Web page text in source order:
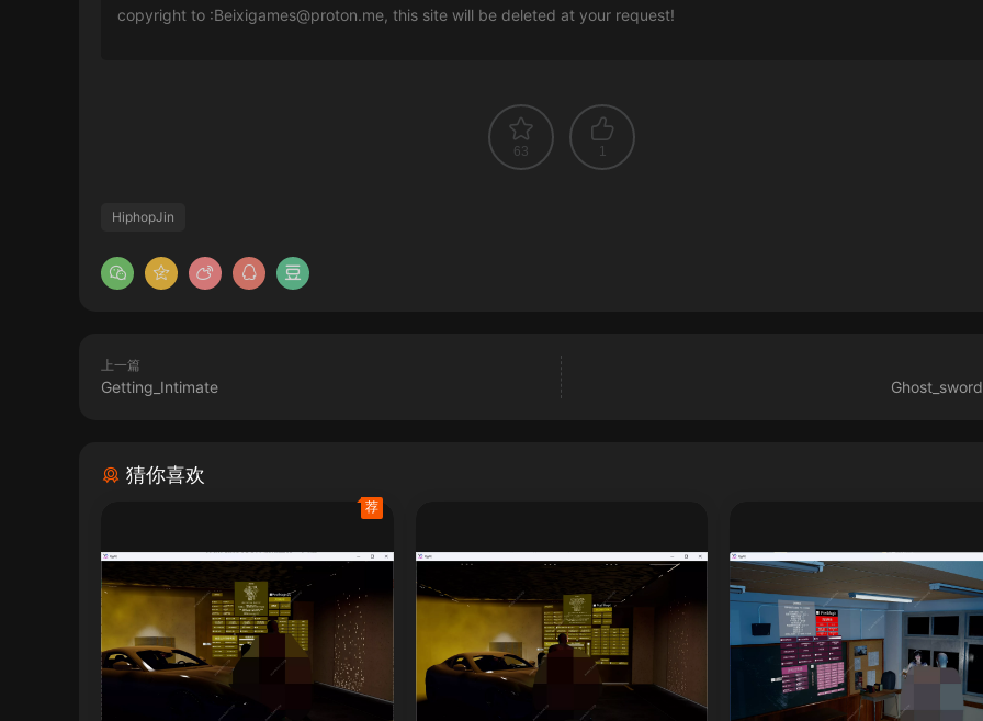
copyright to :Beixigames@proton.me, this site will be deleted at your request!
63 1
HiphopJin
上一篇
Getting_Intimate
猜你喜欢
荐